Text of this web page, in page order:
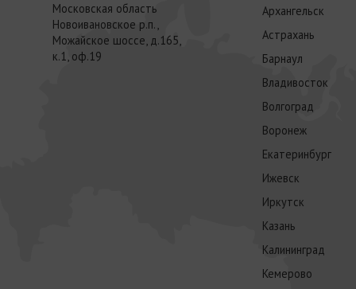
Московская область
Новоивановское р.п.,
Можайское шоссе, д.165,
к.1, оф.19
Архангельск
Астрахань
Барнаул
Владивосток
Волгоград
Воронеж
Екатеринбург
Ижевск
Иркутск
Казань
Калининград
Кемерово